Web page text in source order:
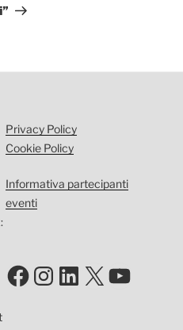
Privacy Policy
Cookie Policy
Informativa partecipanti
eventi
Facebook
Instagram
LinkedIn
X